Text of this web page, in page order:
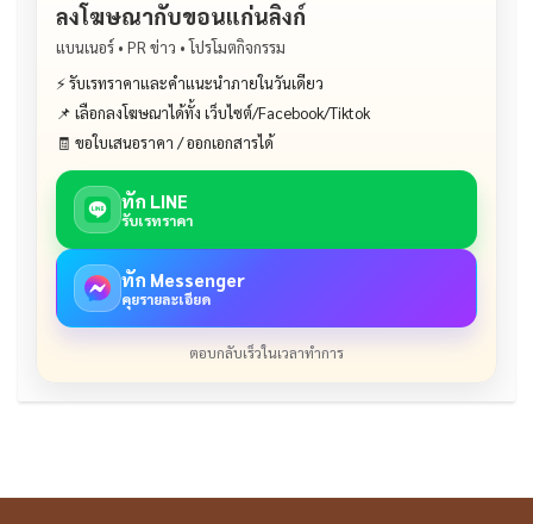
ลงโฆษณากับขอนแก่นลิงก์
แบนเนอร์ • PR ข่าว • โปรโมตกิจกรรม
⚡ รับเรทราคาและคำแนะนำภายในวันเดียว
📌 เลือกลงโฆษณาได้ทั้ง เว็บไซต์/Facebook/Tiktok
🧾 ขอใบเสนอราคา / ออกเอกสารได้
ทัก LINE
รับเรทราคา
ทัก Messenger
คุยรายละเอียด
ตอบกลับเร็วในเวลาทำการ